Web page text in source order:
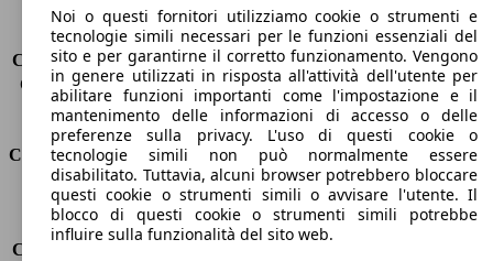
Sedili
2
Carico sul tetto
-
Capacità di traino (senza freni) -
Capacità di traino (con freni)
-
Volume del bagagliaio
150 l
Consumi
Emissioni di CO2*
210 g/km (komb.)
Consumo (urbano)
12.8 l/100km
Consumo (extra-urbano)
Noi o questi fornitori utilizziamo cookie o strumenti e
tecnologie simili necessari per le funzioni essenziali del
sito e per garantirne il corretto funzionamento. Vengono
in genere utilizzati in risposta all'attività dell'utente per
abilitare funzioni importanti come l'impostazione e il
mantenimento delle informazioni di accesso o delle
preferenze sulla privacy. L'uso di questi cookie o
tecnologie simili non può normalmente essere
disabilitato. Tuttavia, alcuni browser potrebbero bloccare
questi cookie o strumenti simili o avvisare l'utente. Il
blocco di questi cookie o strumenti simili potrebbe
influire sulla funzionalità del sito web.